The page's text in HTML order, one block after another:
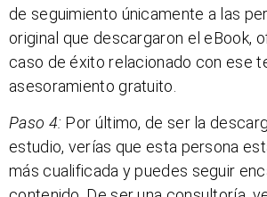
de seguimiento únicamente a las
original que descargaron el eBook,
caso de éxito relacionado con ese
asesoramiento gratuito.
Paso 4: Por último, de ser la
estudio, verías que esta persona
más cualificada y puedes seguir